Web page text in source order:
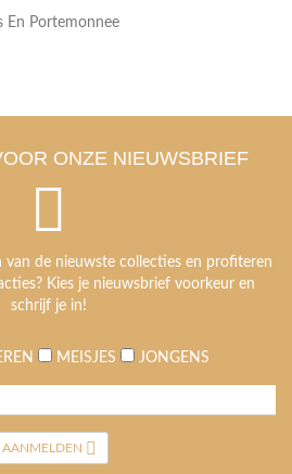
En Portemonnee
ONZE NIEUWSBRIEF
de nieuwste collecties en profiteren
Kies je nieuwsbrief voorkeur en
schrijf je in!
MEISJES JONGENS
AANMELDEN